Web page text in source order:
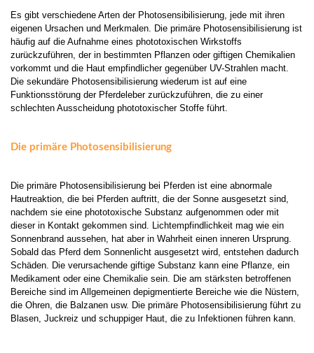
Es gibt verschiedene Arten der Photosensibilisierung, jede mit ihren
eigenen Ursachen und Merkmalen. Die primäre Photosensibilisierung ist
häufig auf die Aufnahme eines phototoxischen Wirkstoffs
zurückzuführen, der in bestimmten Pflanzen oder giftigen Chemikalien
vorkommt und die Haut empfindlicher gegenüber UV-Strahlen macht.
Die sekundäre Photosensibilisierung wiederum ist auf eine
Funktionsstörung der Pferdeleber zurückzuführen, die zu einer
schlechten Ausscheidung phototoxischer Stoffe führt.
Die primäre Photosensibilisierung
Die primäre Photosensibilisierung bei Pferden ist eine abnormale
Hautreaktion, die bei Pferden auftritt, die der Sonne ausgesetzt sind,
nachdem sie eine phototoxische Substanz aufgenommen oder mit
dieser in Kontakt gekommen sind. Lichtempfindlichkeit mag wie ein
Sonnenbrand aussehen, hat aber in Wahrheit einen inneren Ursprung.
Sobald das Pferd dem Sonnenlicht ausgesetzt wird, entstehen dadurch
Schäden. Die verursachende giftige Substanz kann eine Pflanze, ein
Medikament oder eine Chemikalie sein. Die am stärksten betroffenen
Bereiche sind im Allgemeinen depigmentierte Bereiche wie die Nüstern,
die Ohren, die Balzanen usw. Die primäre Photosensibilisierung führt zu
Blasen, Juckreiz und schuppiger Haut, die zu Infektionen führen kann.